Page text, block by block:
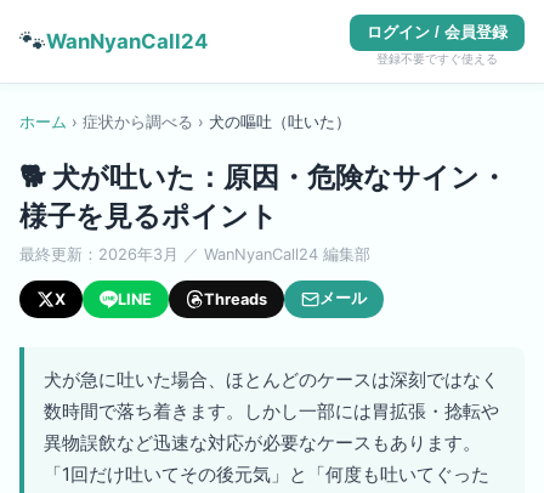
🐾WanNyanCall24 ログイン / 会員登録
登録不要ですぐ使える
ホーム › 症状から調べる › 犬の嘔吐（吐いた）
🐕 犬が吐いた：原因・危険なサイン・
様子を見るポイント
最終更新： 2026年3月 ／ WanNyanCall24 編集部
X LINE Threads メール
犬が急に吐いた場合、ほとんどのケースは深刻ではなく
数時間で落ち着きます。しかし一部には胃拡張・捻転や
異物誤飲など迅速な対応が必要なケースもあります。
「1回だけ吐いてその後元気」と「何度も吐いてぐった